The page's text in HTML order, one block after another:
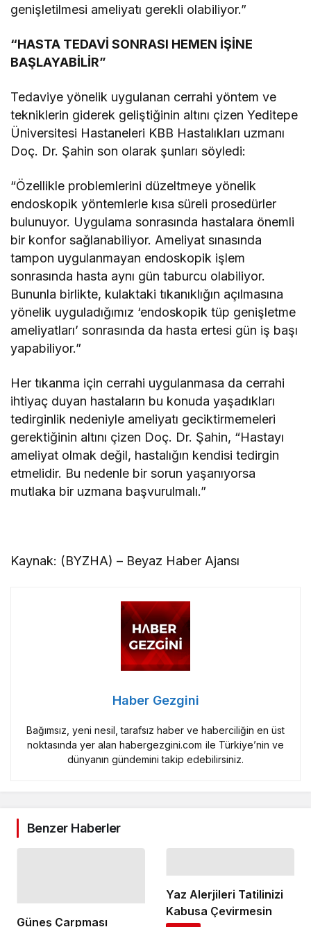
genişletilmesi ameliyatı gerekli olabiliyor.”
“HASTA TEDAVİ SONRASI HEMEN İŞİNE
BAŞLAYABİLİR”
Tedaviye yönelik uygulanan cerrahi yöntem ve
tekniklerin giderek geliştiğinin altını çizen Yeditepe
Üniversitesi Hastaneleri KBB Hastalıkları uzmanı
Doç. Dr. Şahin son olarak şunları söyledi:
“Özellikle problemlerini düzeltmeye yönelik
endoskopik yöntemlerle kısa süreli prosedürler
bulunuyor. Uygulama sonrasında hastalara önemli
bir konfor sağlanabiliyor. Ameliyat sınasında
tampon uygulanmayan endoskopik işlem
sonrasında hasta aynı gün taburcu olabiliyor.
Bununla birlikte, kulaktaki tıkanıklığın açılmasına
yönelik uyguladığımız ‘endoskopik tüp genişletme
ameliyatları’ sonrasında da hasta ertesi gün iş başı
yapabiliyor.”
Her tıkanma için cerrahi uygulanmasa da cerrahi
ihtiyaç duyan hastaların bu konuda yaşadıkları
tedirginlik nedeniyle ameliyatı geciktirmemeleri
gerektiğinin altını çizen Doç. Dr. Şahin, “Hastayı
ameliyat olmak değil, hastalığın kendisi tedirgin
etmelidir. Bu nedenle bir sorun yaşanıyorsa
mutlaka bir uzmana başvurulmalı.”
Kaynak: (BYZHA) – Beyaz Haber Ajansı
Haber Gezgini
Bağımsız, yeni nesil, tarafsız haber ve haberciliğin en üst
noktasında yer alan habergezgini.com ile Türkiye’nin ve
dünyanın gündemini takip edebilirsiniz.
Benzer Haberler
Güneş Çarpması
Yaz Alerjileri Tatilinizi
Kabusa Çevirmesin